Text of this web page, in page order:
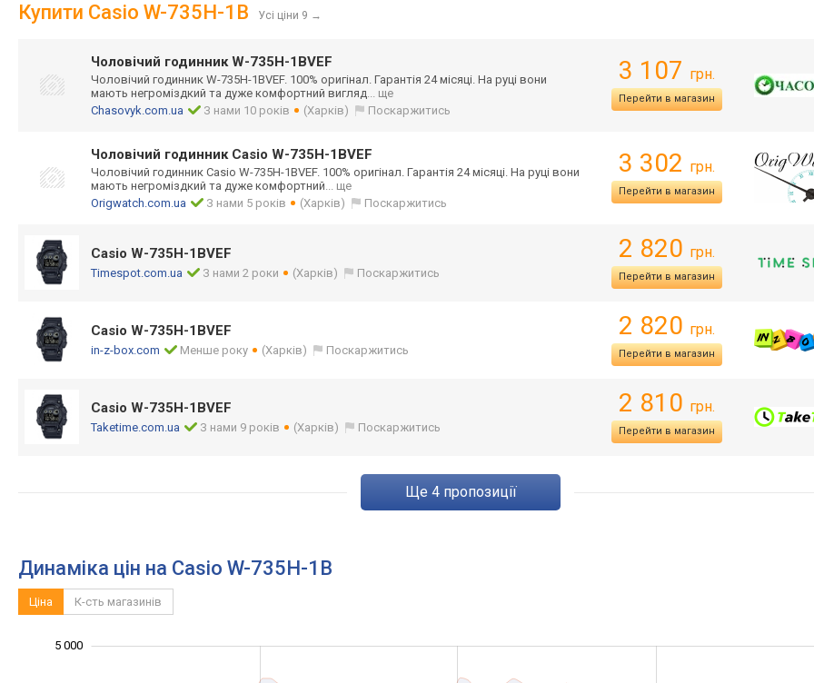
Купити Casio W-735H-1B Усі ціни 9 →
Чоловічий годинник W-735H-1BVEF
Чоловічий годинник W-735H-1BVEF. 100% оригінал. Гарантія 24 місяці. На руці вони
мають негроміздкий та дуже комфортний вигляд... ще
Chasovyk.com.ua
З нами 10 років (Харків) Поскаржитись
3 107 грн.
Перейти в магазин
Чоловічий годинник Casio W-735H-1BVEF
Чоловічий годинник Casio W-735H-1BVEF. 100% оригінал. Гарантія 24 місяці. На руці вони
мають негроміздкий та дуже комфортний... ще
Origwatch.com.ua
З нами 5 років (Харків) Поскаржитись
3 302 грн.
Перейти в магазин
Casio W-735H-1BVEF
Timespot.com.ua З нами 2 роки (Харків) Поскаржитись
2 820 грн.
Перейти в магазин
Casio W-735H-1BVEF
in-z-box.com Менше року (Харків) Поскаржитись
2 820 грн.
Перейти в магазин
Casio W-735H-1BVEF
Taketime.com.ua З нами 9 років (Харків) Поскаржитись
2 810 грн.
Перейти в магазин
ще 4пропозиції
Динаміка цін на Casio W-735H-1B
Ціна К-сть магазинів
5 000